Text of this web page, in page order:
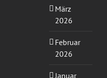
März
2026
Februar
2026
Januar